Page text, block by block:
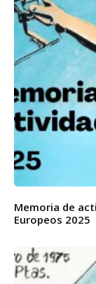
Memoria de
Europeos 2025